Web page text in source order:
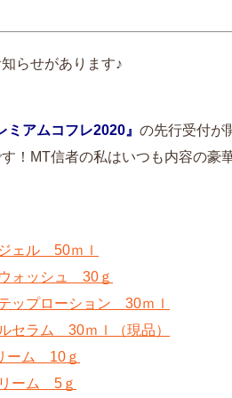
らせがあります♪
ミアムコフレ2020』 の先行受付が
！MT信者の私はいつも内容の豪
ェル 50ｍｌ
ォッシュ 30ｇ
ップローション 30ｍｌ
セラム 30ｍｌ（現品）
ーム 10ｇ
ーム 5ｇ